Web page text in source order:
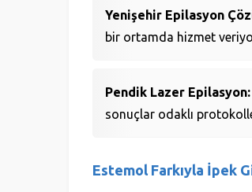
Yenişehir Epilasyon
bir ortamda hizmet
Pendik Lazer Epilasyon:
sonuçlar odaklı
Estemol Farkıyla İpek